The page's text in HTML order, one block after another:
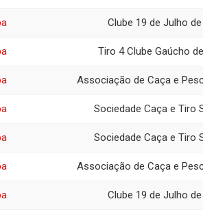
Clube 19 de Julho
Tiro 4 Clube Gaúcho
Associação de Caça e
Sociedade Caça e Tiro
Sociedade Caça e Tiro
Associação de Caça e
Clube 19 de Julho